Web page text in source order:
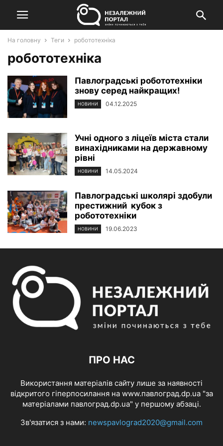
На головну Теги робототехніка
робототехніка
Павлоградські робототехніки
знову серед найкращих!
НОВИНИ 04.12.2025
Учні одного з ліцеїв міста стали
винахідниками на державному
рівні
НОВИНИ 14.05.2024
Павлоградські школярі здобули
престижний кубок з
робототехніки
НОВИНИ 19.06.2023
ПРО НАС
Використання матеріалів сайту лише за наявності
відкритого гіперпосилання на www.павлоград.dp.ua "за
матеріалами павлоград.dp.ua" у першому абзаці.
Зв'язатися з нами: newspavlograd2020@gmail.com